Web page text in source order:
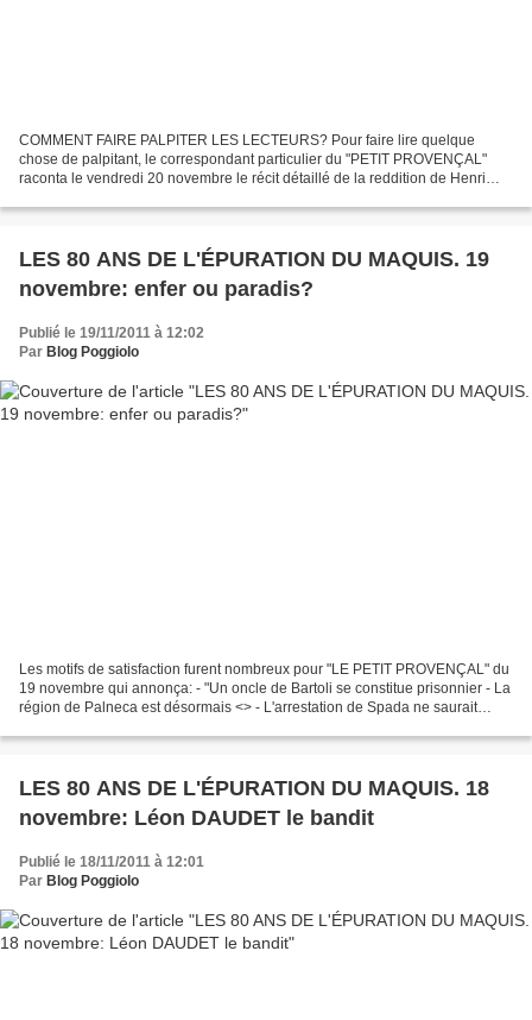
COMMENT FAIRE PALPITER LES LECTEURS? Pour faire lire quelque
chose de palpitant, le correspondant particulier du "PETIT PROVENÇAL"
raconta le vendredi 20 novembre le récit détaillé de la reddition de Henri
LES 80 ANS DE L'ÉPURATION DU MAQUIS. 19
novembre: enfer ou paradis?
Publié le 19/11/2011 à 12:02
Par Blog Poggiolo
Les motifs de satisfaction furent nombreux pour "LE PETIT PROVENÇAL" du
19 novembre qui annonça: - "Un oncle de Bartoli se constitue prisonnier - La
région de Palneca est désormais <> - L'arrestation de Spada ne saurait
LES 80 ANS DE L'ÉPURATION DU MAQUIS. 18
novembre: Léon DAUDET le bandit
Publié le 18/11/2011 à 12:01
Par Blog Poggiolo